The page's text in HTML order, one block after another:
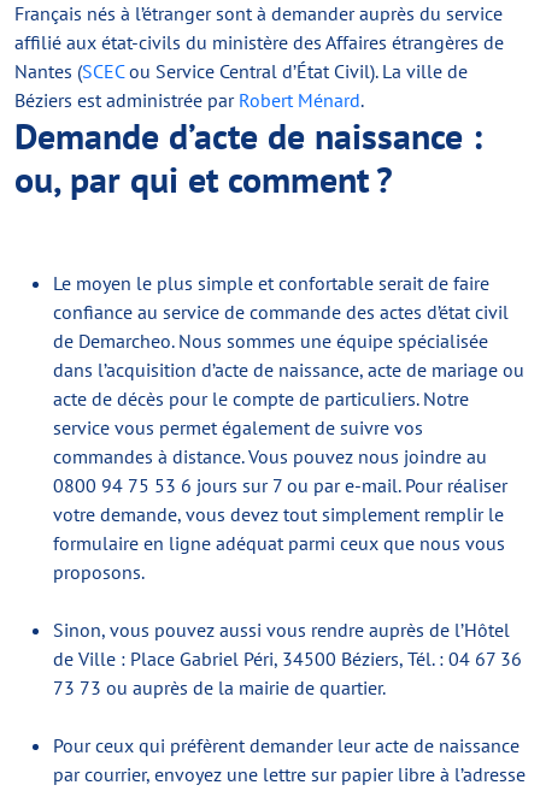
Français nés à l’étranger sont à demander auprès du service
affilié aux état-civils du ministère des Affaires étrangères de
Nantes (SCECou Service Central d’État Civil). La ville de
Béziers est administrée par Robert Ménard.
Demande d’acte de naissance :
ou, par qui et comment ?
Le moyen le plus simple et confortable serait de faire
confiance au service de commande des actes d’état civil
de Demarcheo. Nous sommes une équipe spécialisée
dans l’acquisition d’acte de naissance, acte de mariage ou
acte de décès pour le compte de particuliers. Notre
service vous permet également de suivre vos
commandes à distance. Vous pouvez nous joindre au
0800 94 75 53 6 jours sur 7 ou par e-mail. Pour réaliser
votre demande, vous devez tout simplement remplir le
formulaire en ligne adéquat parmi ceux que nous vous
proposons.
Sinon, vous pouvez aussi vous rendre auprès de l’Hôtel
de Ville : Place Gabriel Péri, 34500 Béziers, Tél. : 04 67 36
73 73 ou auprès de la mairie de quartier.
Pour ceux qui préfèrent demander leur acte de naissance
par courrier, envoyez une lettre sur papier libre à l’adresse